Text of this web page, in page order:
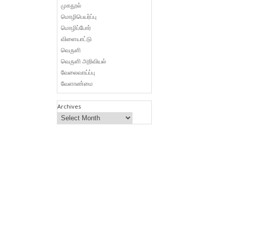
முகநூல்
மொழிபெயர்ப்பு
மொழிப்போர்
விளையாட்டு
வெருளி
வெருளி அறிவியல்
வேலைவாய்ப்பு
வேளாண்மை
Archives